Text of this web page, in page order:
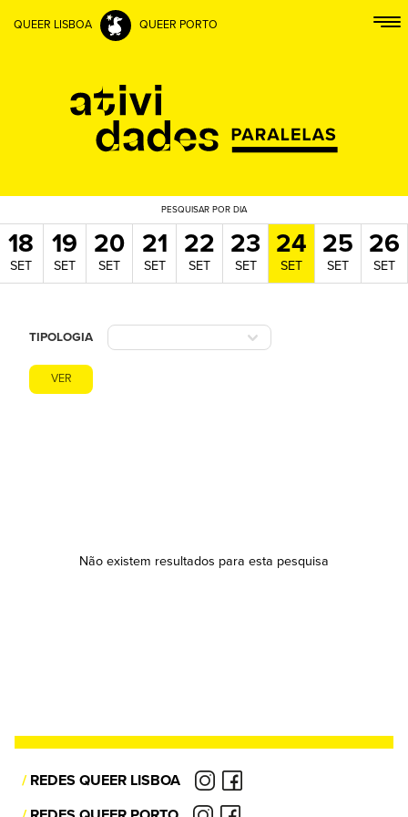
QUEER LISBOA QUEER PORTO
PESQUISAR POR DIA
18
SET
19
SET
20
SET
21
SET
22
SET
23
SET
24
SET
25
SET
26
SET
TIPOLOGIA
VER
Não existem resultados para esta pesquisa
/REDES QUEER LISBOA